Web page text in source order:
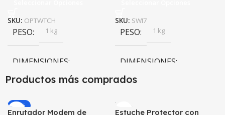
SKU: OPTWTCH
PESO 1 kg
DIMENSIONES
SKU: SWI7
PESO 1 kg
DIMENSIONES
Productos más comprados
-20%
Enrutador Modem de Estuche Protector con